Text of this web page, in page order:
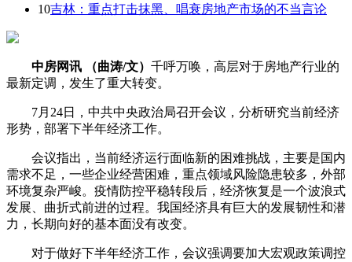
10吉林：重点打击抹黑、唱衰房地产市场的不当言论
中房网讯 （曲涛/文） 千呼万唤，高层对于房地产行业的
最新定调，发生了重大转变。
7月24日，中共中央政治局召开会议，分析研究当前经济
形势，部署下半年经济工作。
会议指出，当前经济运行面临新的困难挑战，主要是国内
需求不足，一些企业经营困难，重点领域风险隐患较多，外部
环境复杂严峻。疫情防控平稳转段后，经济恢复是一个波浪式
发展、曲折式前进的过程。我国经济具有巨大的发展韧性和潜
力，长期向好的基本面没有改变。
对于做好下半年经济工作，会议强调要加大宏观政策调控